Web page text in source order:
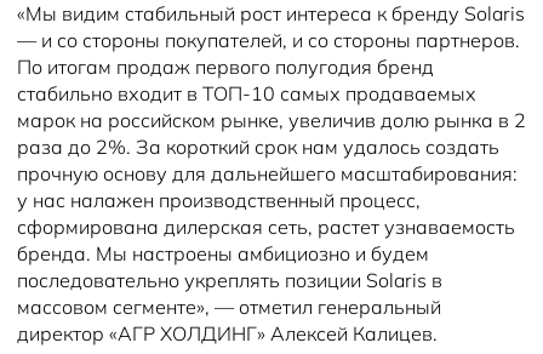
«Мы видим стабильный рост интереса к бренду Solaris
— и со стороны покупателей, и со стороны партнеров.
По итогам продаж первого полугодия бренд
стабильно входит в ТОП-10 самых продаваемых
марок на российском рынке, увеличив долю рынка в 2
раза до 2%. За короткий срок нам удалось создать
прочную основу для дальнейшего масштабирования:
у нас налажен производственный процесс,
сформирована дилерская сеть, растет узнаваемость
бренда. Мы настроены амбициозно и будем
последовательно укреплять позиции Solaris в
массовом сегменте», — отметил генеральный
директор «АГР ХОЛДИНГ» Алексей Калицев.